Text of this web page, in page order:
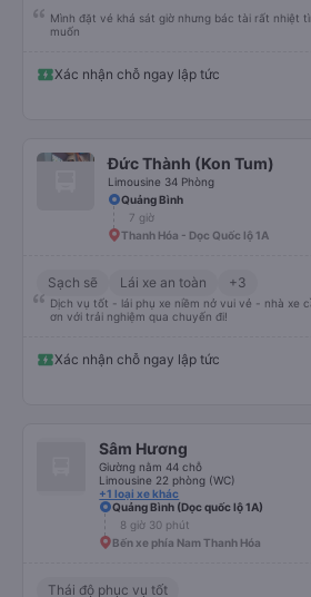
Mình đặt vé khá sát giờ nhưng bác tài rất nhiệt
muốn
Xác nhận chỗ ngay lập tức
Đức Thành (Kon Tum)
Limousine 34 Phòng
Quảng Bình
7 giờ
Thanh Hóa - Dọc Quốc lộ 1A
Sạch sẽ Lái xe an toàn +3
Dịch vụ tốt - lái phụ xe niềm nở vui vẻ - nhà xe
ơn với trải nghiệm qua chuyến đi!
Xác nhận chỗ ngay lập tức
Sâm Hương
Giường nằm 44 chỗ
Limousine 22 phòng (WC)
+1 loại xe khác
Quảng Bình (Dọc quốc lộ 1A)
8 giờ 30 phút
Bến xe phía Nam Thanh Hóa
Thái độ phục vụ tốt